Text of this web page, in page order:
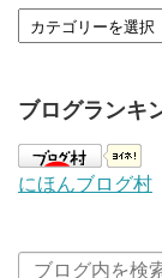
ブログランキ
にほんブログ村